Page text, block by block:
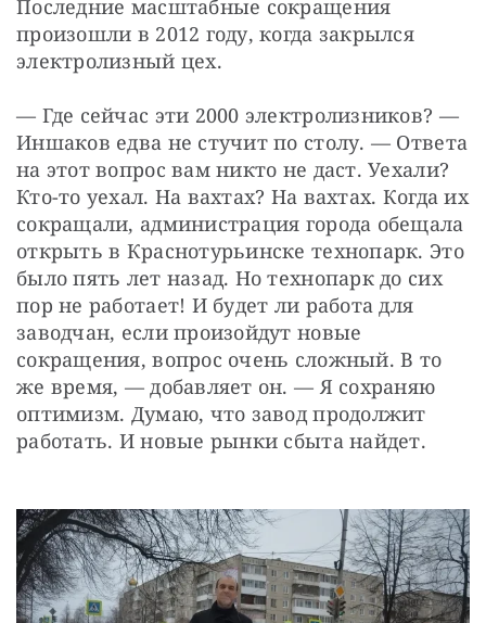
Последние масштабные сокращения
произошли в 2012 году, когда закрылся
электролизный цех.
— Где сейчас эти 2000 электролизников? —
Иншаков едва не стучит по столу. — Ответа
на этот вопрос вам никто не даст. Уехали?
Кто-то уехал. На вахтах? На вахтах. Когда их
сокращали, администрация города обещала
открыть в Краснотурьинске технопарк. Это
было пять лет назад. Но технопарк до сих
пор не работает! И будет ли работа для
заводчан, если произойдут новые
сокращения, вопрос очень сложный. В то
же время, — добавляет он. — Я сохраняю
оптимизм. Думаю, что завод продолжит
работать. И новые рынки сбыта найдет.